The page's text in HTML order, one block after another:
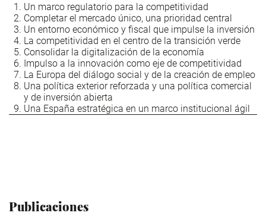
Un marco regulatorio para la competitividad
Completar el mercado único, una prioridad central
Un entorno económico y fiscal que impulse la inversión
La competitividad en el centro de la transición verde
Consolidar la digitalización de la economía
Impulso a la innovación como eje de competitividad
La Europa del diálogo social y de la creación de empleo
Una política exterior reforzada y una política comercial
y de inversión abierta
Una España estratégica en un marco institucional ágil
Publicaciones